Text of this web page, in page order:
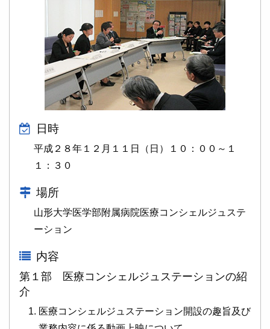
日時
平成２８年１２月１１日（日）１０：００～１
１：３０
場所
山形大学医学部附属病院医療コンシェルジュステ
ーション
内容
第１部 医療コンシェルジュステーションの紹
介
医療コンシェルジュステーション開設の趣旨及び